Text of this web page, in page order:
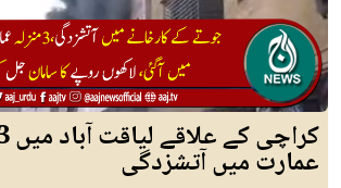
عمارت میں آتشزدگی